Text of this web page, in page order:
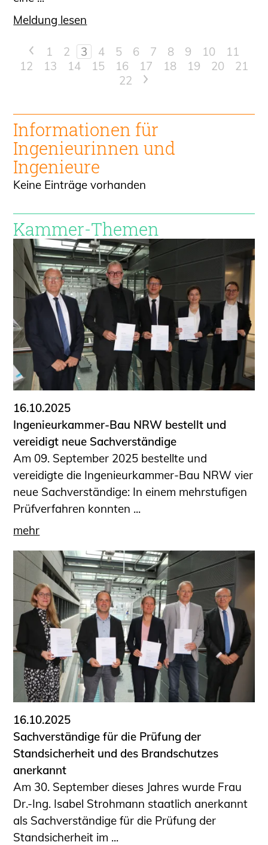
Meldung lesen
< 1 2 3 4 5 6 7 8 9 10
11
12
13 14 15 16 17 18 19 20
21
22
>
Informationen für
Ingenieurinnen und
Ingenieure
Keine Einträge vorhanden
Kammer-Themen
16.10.2025
Ingenieurkammer-Bau NRW bestellt und
vereidigt neue Sachverständige
Am 09. September 2025 bestellte und
vereidigte die Ingenieurkammer-Bau NRW vier
neue Sachverständige: In einem mehrstufigen
Prüfverfahren konnten ...
mehr
16.10.2025
Sachverständige für die Prüfung der
Standsicherheit und des Brandschutzes
anerkannt
Am 30. September dieses Jahres wurde Frau
Dr.-Ing. Isabel Strohmann staatlich anerkannt
als Sachverständige für die Prüfung der
Standsicherheit im ...